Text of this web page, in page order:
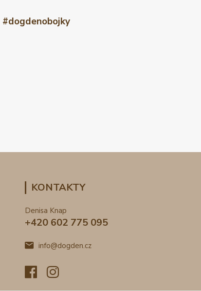
#dogdenobojky
KONTAKTY
Denisa Knap
+420 602 775 095
info@dogden.cz